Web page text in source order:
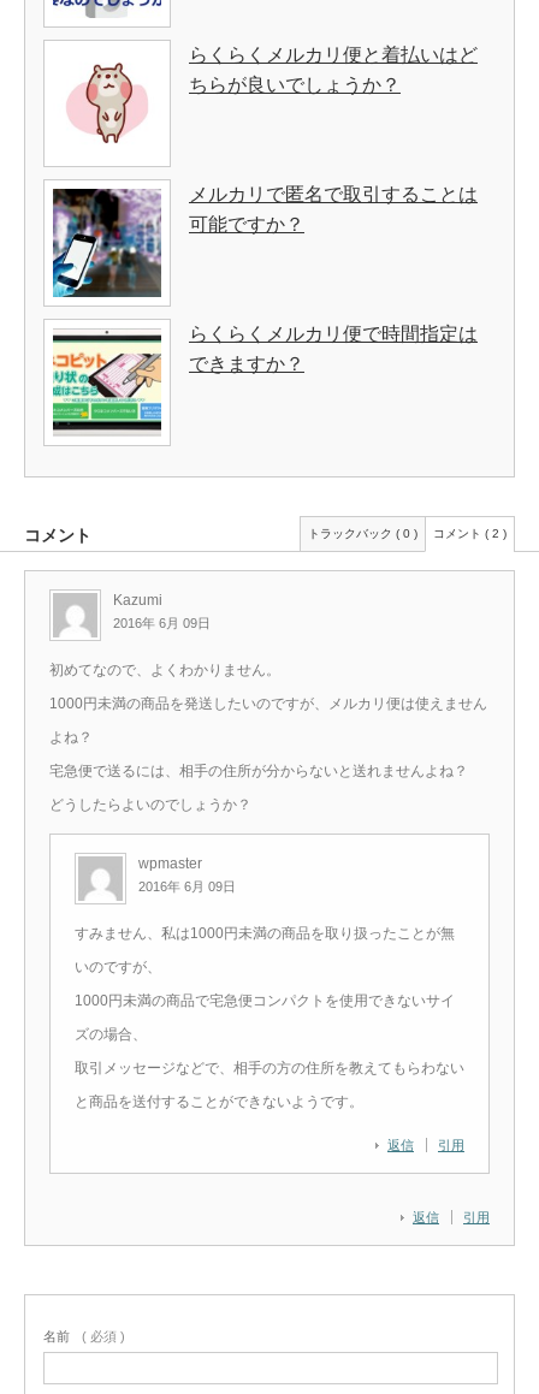
らくらくメルカリ便と着払いはど
ちらが良いでしょうか？
メルカリで匿名で取引することは
可能ですか？
らくらくメルカリ便で時間指定は
できますか？
コメント トラックバック ( 0 ) コメント ( 2 )
Kazumi
2016年 6月 09日
返信 引用
初めてなので、よくわかりません。
1000円未満の商品を発送したいのですが、メルカリ便は使えません
よね？
宅急便で送るには、相手の住所が分からないと送れませんよね？
どうしたらよいのでしょうか？
wpmaster
2016年 6月 09日
返信 引用
すみません、私は1000円未満の商品を取り扱ったことが無
いのですが、
1000円未満の商品で宅急便コンパクトを使用できないサイ
ズの場合、
取引メッセージなどで、相手の方の住所を教えてもらわない
と商品を送付することができないようです。
名前 ( 必須 )